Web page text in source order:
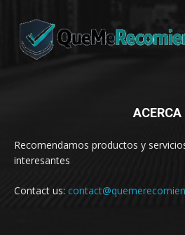
ACERCA
Recomendamos productos y
interesantes
Contact us: